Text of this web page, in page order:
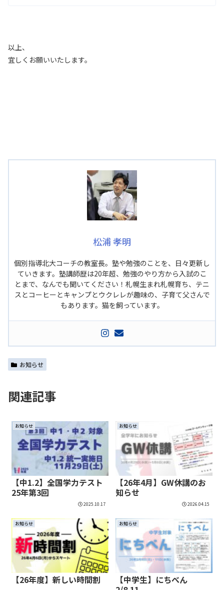
以上、
宜しくお願いいたします。
松浦 孝明
個別指導北大コーチの教室長。塾や勉強のことを、日々更新し
ていきます。塾講師歴は20年超、勉強のやり方から入試のこ
とまで、なんでも聞いてください！札幌生まれ札幌育ち、テニ
スとコーヒーとキャンプとウクレレが趣味の、子育て父さんで
もあります。猫を飼っています。
お知らせ
関連記事
お知らせ
【中1.2】全国学力テスト
25年第3回
2025.10.17
お知らせ
【26年4月】GW休講のお
知らせ
2026.04.15
お知らせ
【26年度】新しい時間割
お知らせ
【中学生】にちべん